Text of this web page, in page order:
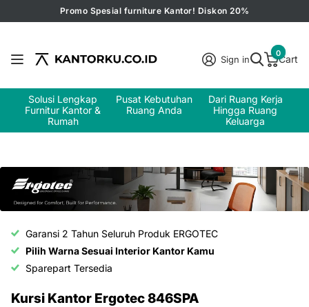
Promo Spesial furniture Kantor! Diskon 20%
Sign in Cart
0
Solusi Lengkap
Furnitur Kantor &
Rumah
Pusat Kebutuhan
Ruang Anda
Dari Ruang Kerja
Hingga Ruang
Keluarga
Garansi 2 Tahun Seluruh Produk ERGOTEC
Pilih Warna Sesuai Interior Kantor Kamu
Sparepart Tersedia
Kursi Kantor Ergotec 846SPA